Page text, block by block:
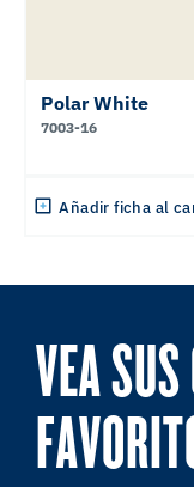
Polar White
7003-16
Añadir ficha al
VEA